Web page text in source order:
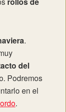
.
del
Podremos
en el
.